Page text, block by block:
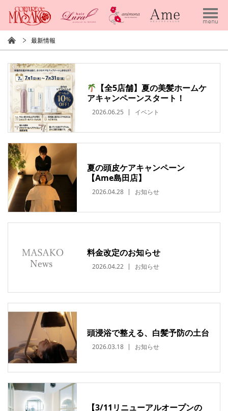
最新情報
【全5店舗】夏の美髪ホームケ
アキャンペーンスタート！
2026.06.25 イベント
夏の頭皮ケアキャンペーン
【Ame島田店】
2026.04.28 お知らせ
料金改定のお知らせ
2026.04.22 お知らせ
頭浸浴で整える、白髪予防の土台
2026.03.18 お知らせ
【3/11リニューアルオープンの